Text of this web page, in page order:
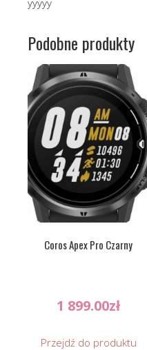
Podobne produkty
Coros Apex Pro Czarny
1 899.00zł
Przejdź do produktu